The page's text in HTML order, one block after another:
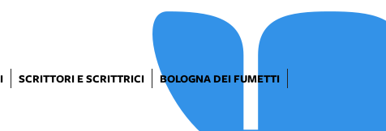
SCRITTORI E SCRITTRICI
BOLOGNA DEI FUMETTI